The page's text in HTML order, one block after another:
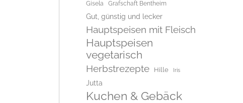
Gisela Grafschaft Bentheim
Gut, günstig und lecker
Hauptspeisen mit Fleisch
Hauptspeisen
vegetarisch
Herbstrezepte Hille Iris
Jutta
Kuchen & Gebäck